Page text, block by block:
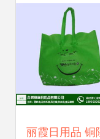
丽霞日用品 铜